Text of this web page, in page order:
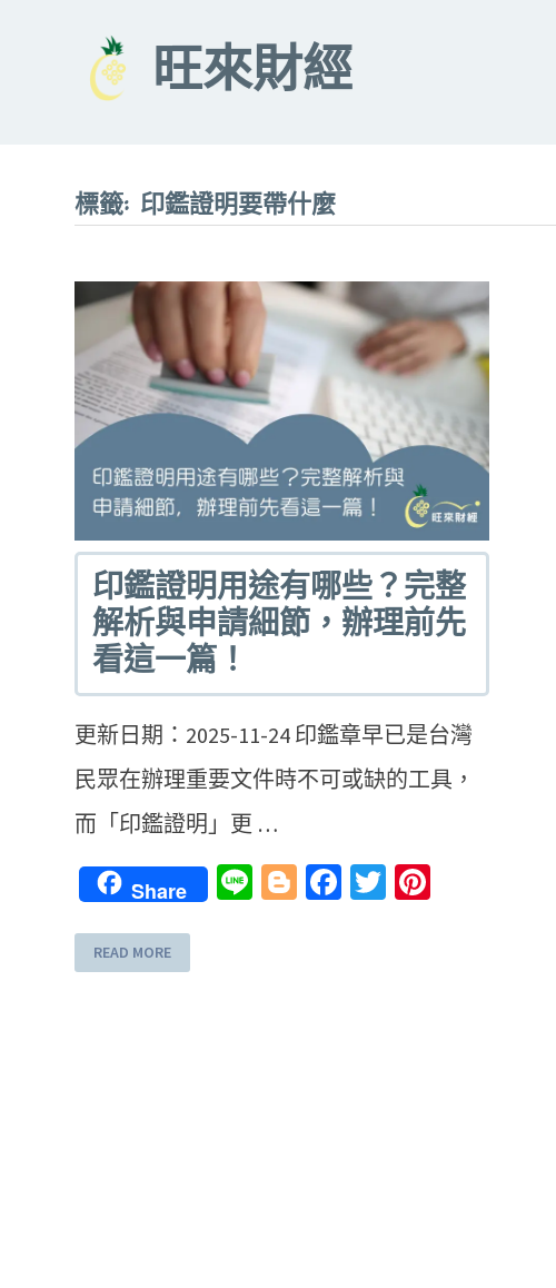
旺來財經
標籤: 印鑑證明要帶什麼
印鑑證明用途有哪些？完整
解析與申請細節，辦理前先
看這一篇！
更新日期：2025-11-24 印鑑章早已是台灣
民眾在辦理重要文件時不可或缺的工具，
而「印鑑證明」更 …
Share LineBlogger
Facebook
Twitter
READ MORE